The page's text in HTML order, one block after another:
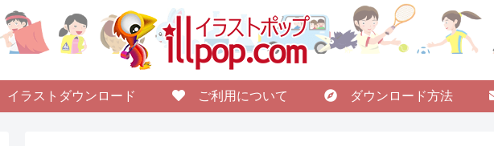
イラストダウンロード ご利用について ダウンロード方法